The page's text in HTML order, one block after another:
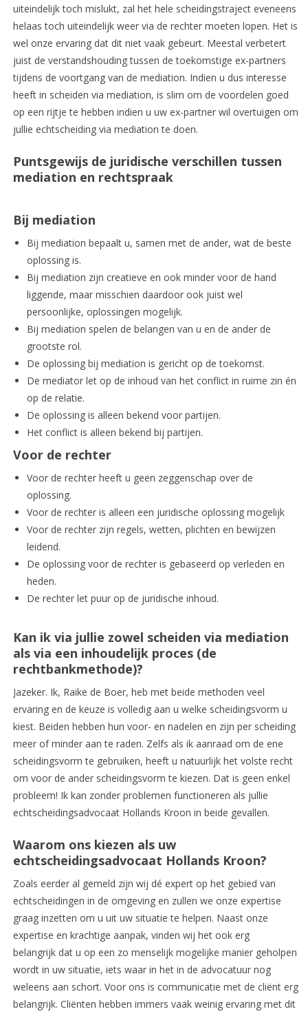
uiteindelijk toch mislukt, zal het hele scheidingstraject eveneens
helaas toch uiteindelijk weer via de rechter moeten lopen. Het is
wel onze ervaring dat dit niet vaak gebeurt. Meestal verbetert
juist de verstandshouding tussen de toekomstige ex-partners
tijdens de voortgang van de mediation. Indien u dus interesse
heeft in scheiden via mediation, is slim om de voordelen goed
op een rijtje te hebben indien u uw ex-partner wil overtuigen om
jullie echtscheiding via mediation te doen.
Puntsgewijs de juridische verschillen tussen
mediation en rechtspraak
Bij mediation
Bij mediation bepaalt u, samen met de ander, wat de beste
oplossing is.
Bij mediation zijn creatieve en ook minder voor de hand
liggende, maar misschien daardoor ook juist wel
persoonlijke, oplossingen mogelijk.
Bij mediation spelen de belangen van u en de ander de
grootste rol.
De oplossing bij mediation is gericht op de toekomst.
De mediator let op de inhoud van het conflict in ruime zin én
op de relatie.
De oplossing is alleen bekend voor partijen.
Het conflict is alleen bekend bij partijen.
Voor de rechter
Voor de rechter heeft u geen zeggenschap over de
oplossing.
Voor de rechter is alleen een juridische oplossing mogelijk
Voor de rechter zijn regels, wetten, plichten en bewijzen
leidend.
De oplossing voor de rechter is gebaseerd op verleden en
heden.
De rechter let puur op de juridische inhoud.
Kan ik via jullie zowel scheiden via mediation
als via een inhoudelijk proces (de
rechtbankmethode)?
Jazeker. Ik, Raike de Boer, heb met beide methoden veel
ervaring en de keuze is volledig aan u welke scheidingsvorm u
kiest. Beiden hebben hun voor- en nadelen en zijn per scheiding
meer of minder aan te raden. Zelfs als ik aanraad om de ene
scheidingsvorm te gebruiken, heeft u natuurlijk het volste recht
om voor de ander scheidingsvorm te kiezen. Dat is geen enkel
probleem! Ik kan zonder problemen functioneren als jullie
echtscheidingsadvocaat Hollands Kroon in beide gevallen.
Waarom ons kiezen als uw
echtscheidingsadvocaat Hollands Kroon?
Zoals eerder al gemeld zijn wij dé expert op het gebied van
echtscheidingen in de omgeving en zullen we onze expertise
graag inzetten om u uit uw situatie te helpen. Naast onze
expertise en krachtige aanpak, vinden wij het ook erg
belangrijk dat u op een zo menselijk mogelijke manier geholpen
wordt in uw situatie, iets waar in het in de advocatuur nog
weleens aan schort. Voor ons is communicatie met de cliënt erg
belangrijk. Cliënten hebben immers vaak weinig ervaring met dit